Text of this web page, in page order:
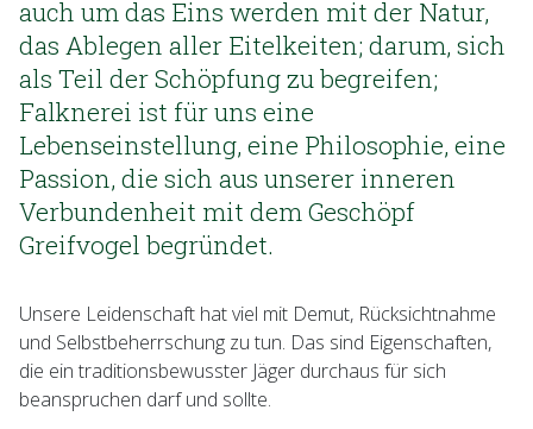
auch um das Eins werden mit der Natur,
das Ablegen aller Eitelkeiten; darum, sich
als Teil der Schöpfung zu begreifen;
Falknerei ist für uns eine
Lebenseinstellung, eine Philosophie, eine
Passion, die sich aus unserer inneren
Verbundenheit mit dem Geschöpf
Greifvogel begründet.
Unsere Leidenschaft hat viel mit Demut, Rücksichtnahme
und Selbstbeherrschung zu tun. Das sind Eigenschaften,
die ein traditionsbewusster Jäger durchaus für sich
beanspruchen darf und sollte.